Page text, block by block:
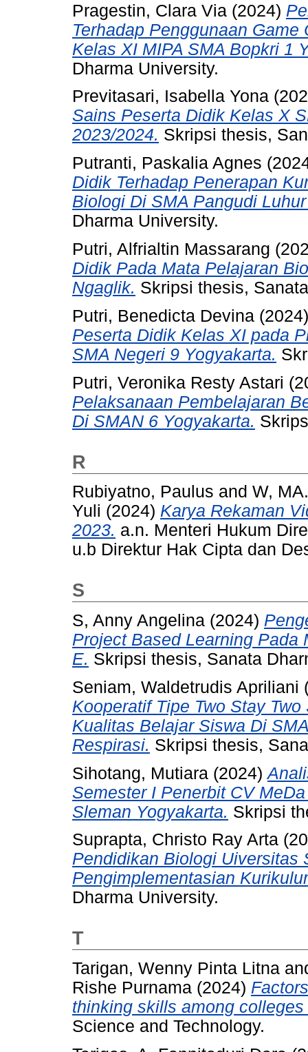
Pragestin, Clara Via (2024)
Terhadap Penggunaan
Kelas XI MIPA SMA Bopkri 1
Dharma University.
Previtasari, Isabella Yona
Sains Peserta Didik Kelas X
2023/2024. Skripsi thesis,
Putranti, Paskalia Agnes
Didik Terhadap Penerapan
Biologi Di SMA Pangudi
Dharma University.
Putri, Alfrialtin Massarang
Didik Pada Mata Pelajaran
Ngaglik. Skripsi thesis,
Putri, Benedicta Devina
Peserta Didik Kelas XI pada
SMA Negeri 9 Yogyakarta.
Putri, Veronika Resty Astari
Pelaksanaan Pembelajaran
Di SMAN 6 Yogyakarta.
R
Rubiyatno, Paulus and W,
Yuli (2024) Karya Rekaman
2023. a.n. Menteri Hukum
u.b Direktur Hak Cipta dan
S
S, Anny Angelina (2024)
Project Based Learning Pada
E. Skripsi thesis, Sanata
Seniam, Waldetrudis Apriliani
Kooperatif Tipe Two Stay
Kualitas Belajar Siswa Di
Respirasi. Skripsi thesis,
Sihotang, Mutiara (2024)
Semester I Penerbit CV
Sleman Yogyakarta. Skripsi
Suprapta, Christo Ray Arta
Pendidikan Biologi Uiversitas
Pengimplementasian
Dharma University.
T
Tarigan, Wenny Pinta Litna
Rishe Purnama (2024)
thinking skills among
Science and Technology.